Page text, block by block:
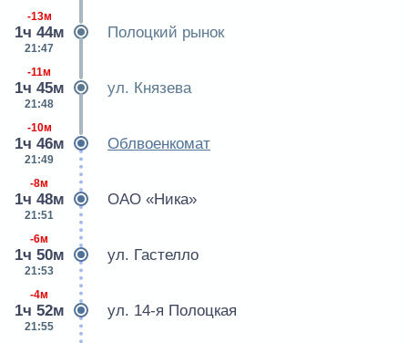
-13м
1ч 44м
21:47
Полоцкий рынок
-11м
1ч 45м
21:48
ул. Князева
-10м
1ч 46м
21:49
Облвоенкомат
-8м
1ч 48м
21:51
ОАО «Ника»
-6м
1ч 50м
21:53
ул. Гастелло
-4м
1ч 52м
21:55
ул. 14-я Полоцкая